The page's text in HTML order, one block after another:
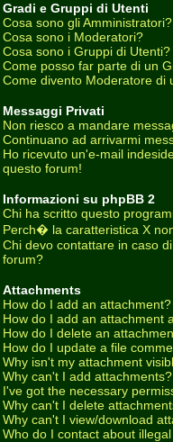
Gradi e Gruppi di Utenti
Cosa sono gli Amministratori?
Cosa sono i Moderatori?
Cosa sono i Gruppi di Utenti?
Come posso far parte di un
Come divento Moderatore di
Messaggi Privati
Non riesco a mandare
Continuano ad arrivarmi
Ho ricevuto un'e-mail
questo forum!
Informazioni su phpBB 2
Chi ha scritto questo
Perch� la caratteristica X
Chi devo contattare in caso
forum?
Attachments
How do I add an attachment?
How do I add an attachment
How do I delete an
How do I update a file
Why isn't my attachment
Why can't I add attachments?
I've got the necessary
Why can't I delete
Why can't I view/download
Who do I contact about